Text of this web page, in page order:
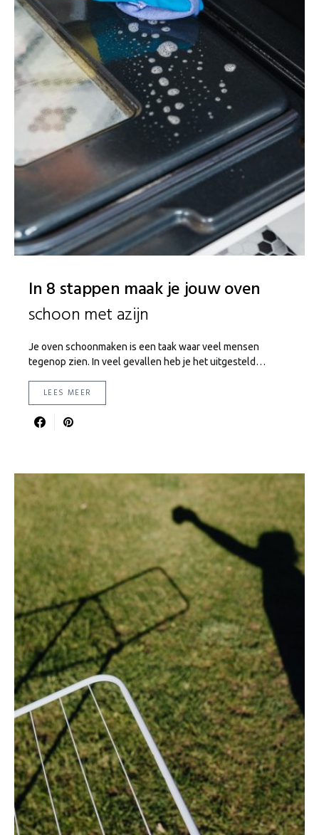
In 8 stappen maak je jouw oven
schoon met azijn
Je oven schoonmaken is een taak waar veel mensen
tegenop zien. In veel gevallen heb je het uitgesteld…
LEES MEER